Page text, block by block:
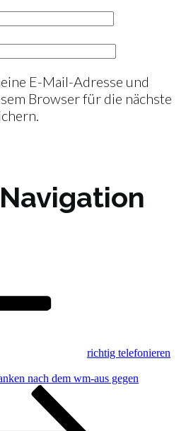
E-Mail-Adresse und
Browser für die nächste
richtig telefonieren
nach dem wm-aus gegen